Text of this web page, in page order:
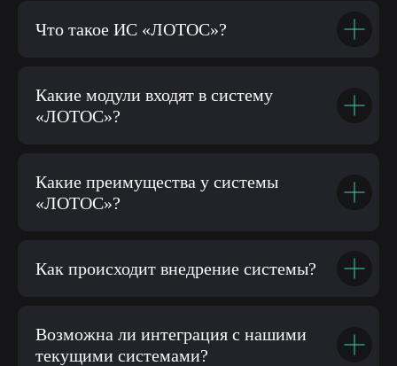
Что такое ИС «ЛОТОС»?
Какие модули входят в систему
«ЛОТОС»?
Какие преимущества у системы
«ЛОТОС»?
Как происходит внедрение системы?
Возможна ли интеграция с нашими
текущими системами?